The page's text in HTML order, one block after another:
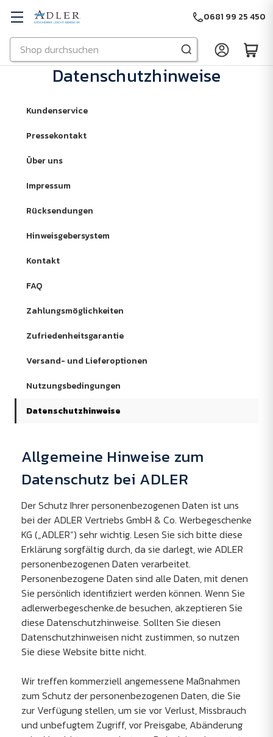
Zu Hauptinhalt springen
Suchen
0681 99 25 450
Datenschutzhinweise
Kundenservice
Pressekontakt
Über uns
Impressum
Rücksendungen
Hinweisgebersystem
Kontakt
FAQ
Zahlungsmöglichkeiten
Zufriedenheitsgarantie
Versand- und Lieferoptionen
Nutzungsbedingungen
Datenschutzhinweise
Allgemeine Hinweise zum
Datenschutz bei ADLER
Der Schutz Ihrer personenbezogenen Daten ist uns
bei der ADLER Vertriebs GmbH & Co. Werbegeschenke
KG („ADLER“) sehr wichtig. Lesen Sie sich bitte diese
Erklärung sorgfältig durch, da sie darlegt, wie ADLER
personenbezogenen Daten verarbeitet.
Personenbezogene Daten sind alle Daten, mit denen
Sie persönlich identifiziert werden können. Wenn Sie
adlerwerbegeschenke.de besuchen, akzeptieren Sie
diese Datenschutzhinweise. Sollten Sie diesen
Datenschutzhinweisen nicht zustimmen, so nutzen
Sie diese Website bitte nicht.
Wir treffen kommerziell angemessene Maßnahmen
zum Schutz der personenbezogenen Daten, die Sie
zur Verfügung stellen, um sie vor Verlust, Missbrauch
und unbefugtem Zugriff, vor Preisgabe, Abänderung